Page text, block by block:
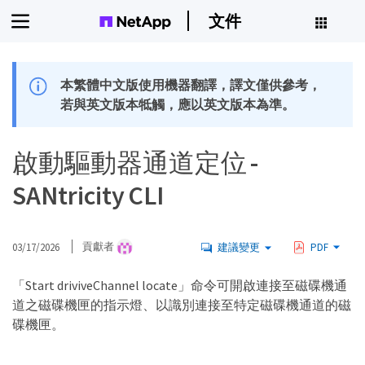
文件
本繁體中文版使用機器翻譯，譯文僅供參考，
若與英文版本牴觸，應以英文版本為準。
啟動驅動器通道定位 -
SANtricity CLI
03/17/2026 貢獻者 建議變更 PDF
「Start driviveChannel locate」命令可開啟連接至磁碟機通
道之磁碟機匣的指示燈、以識別連接至特定磁碟機通道的磁
碟機匣。